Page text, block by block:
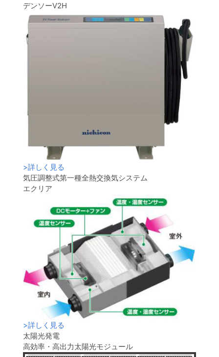
デンソーV2H
>詳しく見る
気圧調整式第一種全熱交換気システム
エクリア
>詳しく見る
太陽光発電
高効率・高出力太陽光モジュール